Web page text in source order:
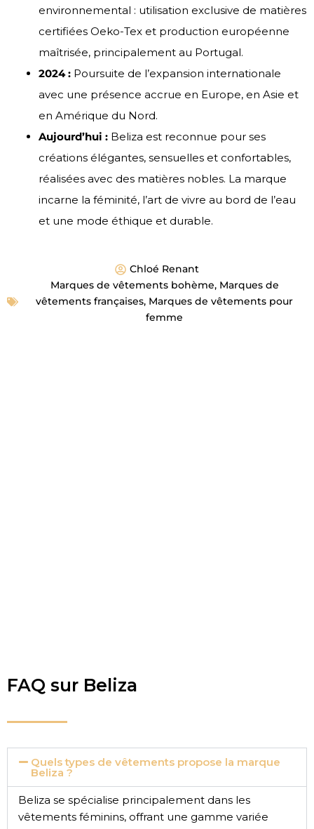
environnemental : utilisation exclusive de matières
certifiées Oeko-Tex et production européenne
maîtrisée, principalement au Portugal.
2024 : Poursuite de l’expansion internationale
avec une présence accrue en Europe, en Asie et
en Amérique du Nord.
Aujourd’hui : Beliza est reconnue pour ses
créations élégantes, sensuelles et confortables,
réalisées avec des matières nobles. La marque
incarne la féminité, l’art de vivre au bord de l’eau
et une mode éthique et durable.
Chloé Renant
Marques de vêtements bohème, Marques de
vêtements françaises, Marques de vêtements pour
femme
FAQ sur Beliza
Quels types de vêtements propose la marque
Beliza ?
Beliza se spécialise principalement dans les
vêtements féminins, offrant une gamme variée